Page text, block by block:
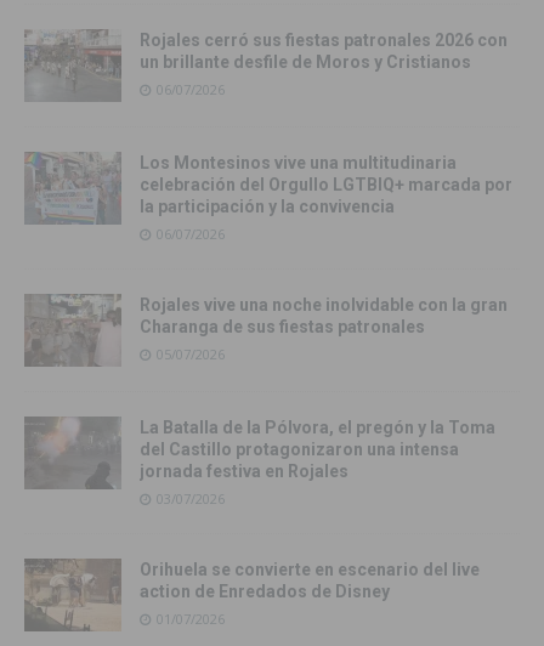
Rojales cerró sus fiestas patronales 2026 con
un brillante desfile de Moros y Cristianos
06/07/2026
Los Montesinos vive una multitudinaria
celebración del Orgullo LGTBIQ+ marcada por
la participación y la convivencia
06/07/2026
Rojales vive una noche inolvidable con la gran
Charanga de sus fiestas patronales
05/07/2026
La Batalla de la Pólvora, el pregón y la Toma
del Castillo protagonizaron una intensa
jornada festiva en Rojales
03/07/2026
Orihuela se convierte en escenario del live
action de Enredados de Disney
01/07/2026